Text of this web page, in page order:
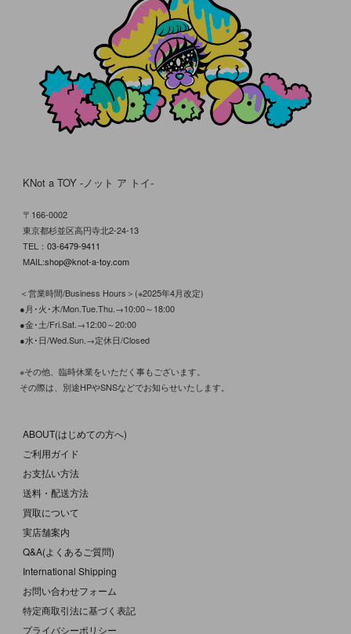
KNot a TOY -ノット ア トイ-
〒166-0002
東京都杉並区高円寺北2-24-13
TEL： 03-6479-9411
MAIL:shop@knot-a-toy.com
＜営業時間/Business Hours＞(※2025年4月改定)
●月･火･木/Mon.Tue.Thu.→10:00～18:00
●金･土/Fri.Sat.→12:00～20:00
●水･日/Wed.Sun.→定休日/Closed
※その他、臨時休業をいただく事もございます。
その際は、別途HPやSNSなどでお知らせいたします。
ABOUT(はじめての方へ)
ご利用ガイド
お支払い方法
送料・配送方法
買取について
実店舗案内
Q&A(よくあるご質問)
International Shipping
お問い合わせフォーム
特定商取引法に基づく表記
プライバシーポリシー